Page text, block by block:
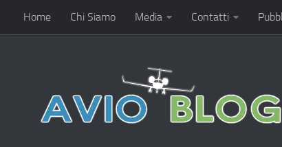
Home Chi Siamo Media Contatti